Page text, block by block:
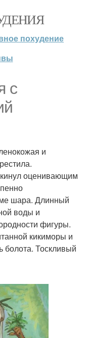
похудение
с
и
оценивающим
шара. Длинный
воды и
фигуры.
кикиморы и
болота. Тоскливый